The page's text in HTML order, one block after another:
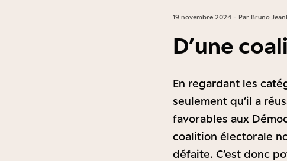
19 novembre 2024 - Par Bruno
D’une
En regardant les
seulement qu’il a
favorables aux
coalition électorale
défaite. C’est donc